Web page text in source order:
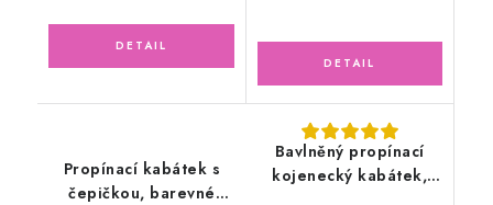
Propínací kabátek s
čepičkou, barevné
Bavlněný propínací
kojenecký kabátek,